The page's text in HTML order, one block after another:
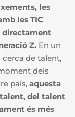
les
les TIC
directament
Z. En un
de talent,
dels
país, aquesta
del talent
és més